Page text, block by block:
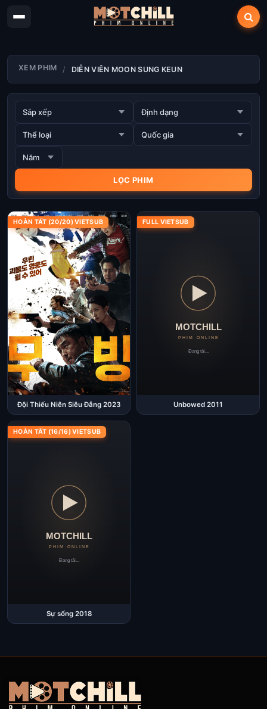
XEM PHIM DIỄN VIÊN MOON SUNG KEUN
HOÀN TẤT (20/20) VIETSUB
Đội Thiếu Niên Siêu Đẳng 2023
FULL VIETSUB
Unbowed 2011
HOÀN TẤT (16/16) VIETSUB
Sự sống 2018